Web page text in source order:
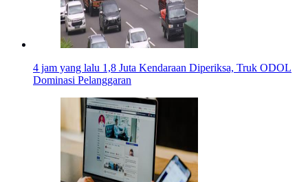
4 jam yang lalu 1,8 Juta Kendaraan Diperiksa, Truk ODOL
Dominasi Pelanggaran